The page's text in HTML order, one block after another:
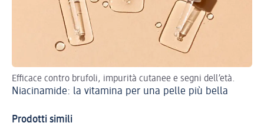
Efficace contro brufoli, impurità cutanee e segni dell’età.
Niacinamide: la vitamina per una pelle più bella
Prodotti simili